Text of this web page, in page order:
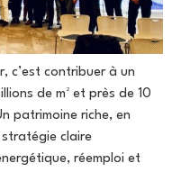
c’est contribuer à un
de m² et près de 10
patrimoine riche, en
claire
réemploi et